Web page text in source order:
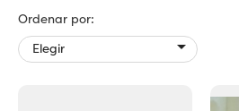
Ordenar por:
Elegir
